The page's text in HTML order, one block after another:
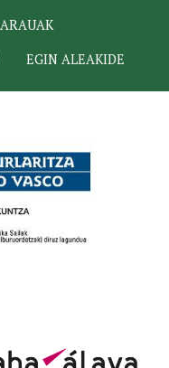
ARAUAK
EGIN ALEAKIDE